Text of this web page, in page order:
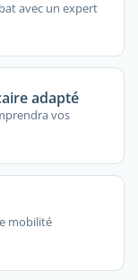
avec un expert
adapté
vos
mobilité